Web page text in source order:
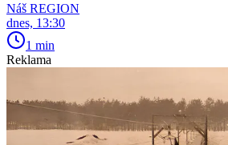
Náš REGION
dnes, 13:30
1 min
Reklama